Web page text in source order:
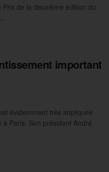
Prix de la deuxième édition du
important
évidemment très impliquée
Paris. Son président André